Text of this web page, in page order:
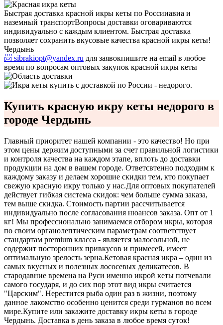
Быстрая доставка красной икры кеты по Россииавиа и
наземный транспортВопросы доставки оговариваются
индивидуально с каждым клиентом. Быстрая доставка
позволяет сохранить вкусовые качества красной икры кеты!
Чердынь
📨 sibrakiopt@yandex.ru для заявокпишите на email в любое
время по вопросам оптовых закупок красной икры кеты
Купить красную икру кеты недорого в
городе Чердынь
Главный приоритет нашей компании - это качество! Но при
этом цены держим доступными за счет правильной логистики
и контроля качества на каждом этапе, вплоть до доставки
продукции на дом в вашем городе. Ответсвтенно подходим к
каждому заказу и делаем хорошие скидки тем, кто покупает
свежую красную икру только у нас.Для оптовых покупателей
действует гибкая система скидок: чем больше сумма заказа,
тем выше скидка. Стоимость партии рассчитывается
индивидуально после согласования нюансов заказа. Опт от 1
кг! Мы профессионально занимаемся отбором икры, которая
по своим органолептическим параметрам соответствует
стандартам premium класса - является малосольной, не
содержит посторонних привкусов и примесей, имеет
оптимальную зрелость зерна.Кетовая красная икра – один из
самых вкусных и полезных лососевых деликатесов. В
стародавние времена на Руси именно икрой кеты потчевали
самого государя, и до сих пор этот вид икры считается
"Царским". Нерестится рыба один раз в жизни, поэтому
данное лакомство особенно ценится среди гурманов во всем
мире.Купите или закажите доставку икры кеты в городе
Чердынь. Доставка в день заказа в любое время суток!